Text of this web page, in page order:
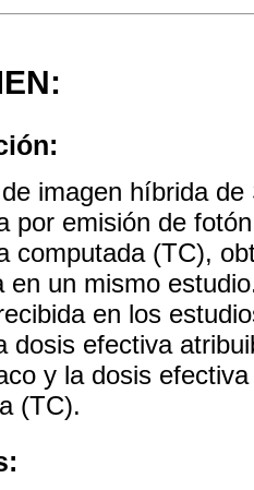
imagen híbrida
por emisión de
computada (TC),
en un mismo
en los
dosis efectiva
y la dosis
(TC).